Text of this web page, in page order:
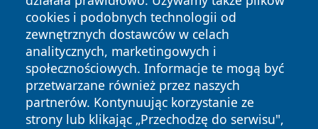
cookies i podobnych technologii od
zewnętrznych dostawców w celach
analitycznych, marketingowych i
społecznościowych. Informacje te mogą być
przetwarzane również przez naszych
partnerów. Kontynuując korzystanie ze
strony lub klikając „Przechodzę do serwisu",
Copyright © 2026 katowicelove.pl Wszystkie prawa
zastrzeżone.
News Autorzy
Polityka
Prywatności
Polityka
Cookies